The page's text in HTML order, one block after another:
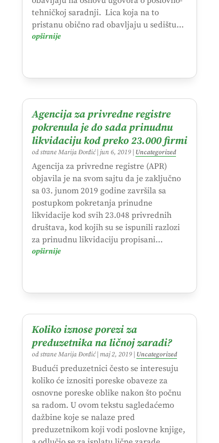
tehničkoj saradnji. Lica koja na to
pristanu obično rad obavljaju u sedištu...
opširnije
Agencija za privredne registre
pokrenula je do sada prinudnu
likvidaciju kod preko 23.000 firmi
od straneMarija Đorđić| jun 6, 2019| Uncategorized
Agencija za privredne registre (APR)
objavila je na svom sajtu da je zaključno
sa 03. junom 2019 godine završila sa
postupkom pokretanja prinudne
likvidacije kod svih 23.048 privrednih
društava, kod kojih su se ispunili razlozi
za prinudnu likvidaciju propisani...
opširnije
Koliko iznose porezi za
preduzetnika na ličnoj zaradi?
od straneMarija Đorđić| maj 2, 2019| Uncategorized
Budući preduzetnici često se interesuju
koliko će iznositi poreske obaveze za
osnovne poreske oblike nakon što počnu
sa radom. U ovom tekstu sagledaćemo
dažbine koje se nalaze pred
preduzetnikom koji vodi poslovne knjige,